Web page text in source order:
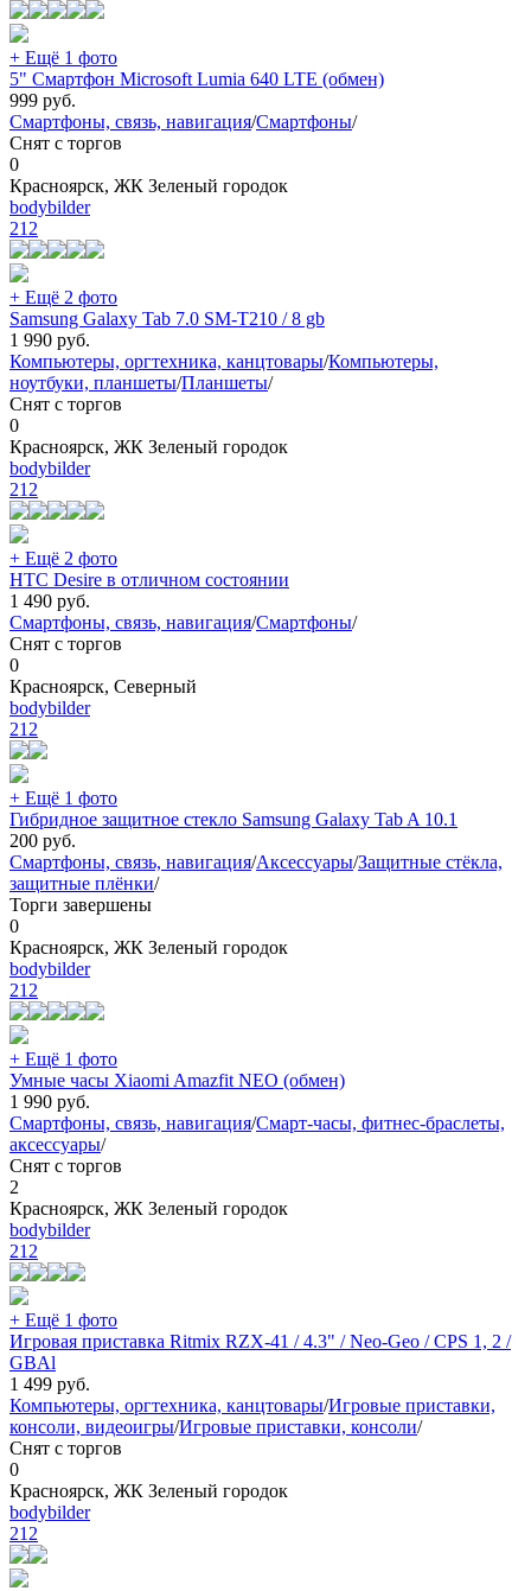
+ Ещё 1 фото
5" Смартфон Microsoft Lumia 640 LTE (обмен)
999 руб.
Смартфоны, связь, навигация/Смартфоны/
Снят с торгов
0
Красноярск, ЖК Зеленый городок
bodybilder
212
+ Ещё 2 фото
Samsung Galaxy Tab 7.0 SM-T210 / 8 gb
1 990 руб.
Компьютеры, оргтехника, канцтовары/Компьютеры,
ноутбуки, планшеты/Планшеты/
Снят с торгов
0
Красноярск, ЖК Зеленый городок
bodybilder
212
+ Ещё 2 фото
HTC Desire в отличном состоянии
1 490 руб.
Смартфоны, связь, навигация/Смартфоны/
Снят с торгов
0
Красноярск, Северный
bodybilder
212
+ Ещё 1 фото
Гибридное защитное стекло Samsung Galaxy Tab A 10.1
200 руб.
Смартфоны, связь, навигация/Аксессуары/Защитные стёкла,
защитные плёнки/
Торги завершены
0
Красноярск, ЖК Зеленый городок
bodybilder
212
+ Ещё 1 фото
Умные часы Xiaomi Amazfit NEO (обмен)
1 990 руб.
Смартфоны, связь, навигация/Смарт-часы, фитнес-браслеты,
аксессуары/
Снят с торгов
2
Красноярск, ЖК Зеленый городок
bodybilder
212
+ Ещё 1 фото
Игровая приставка Ritmix RZX-41 / 4.3" / Neo-Geo / CPS 1, 2 /
GBAl
1 499 руб.
Компьютеры, оргтехника, канцтовары/Игровые приставки,
консоли, видеоигры/Игровые приставки, консоли/
Снят с торгов
0
Красноярск, ЖК Зеленый городок
bodybilder
212